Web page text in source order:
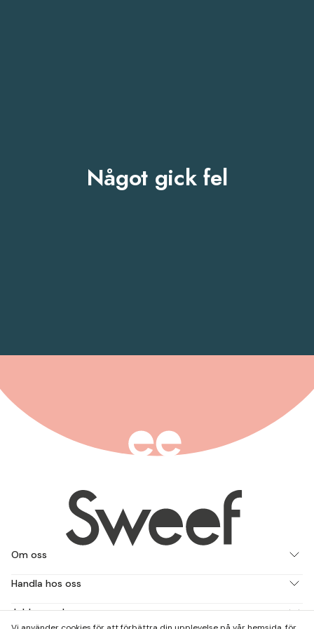
Något gick fel
Om oss
Handla hos oss
Jobba med oss